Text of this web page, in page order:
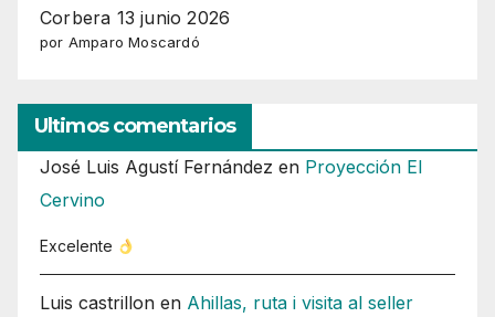
Corbera 13 junio 2026
por Amparo Moscardó
Ultimos comentarios
José Luis Agustí Fernández en Proyección El
Cervino
Excelente
Luis castrillon en Ahillas, ruta i visita al seller